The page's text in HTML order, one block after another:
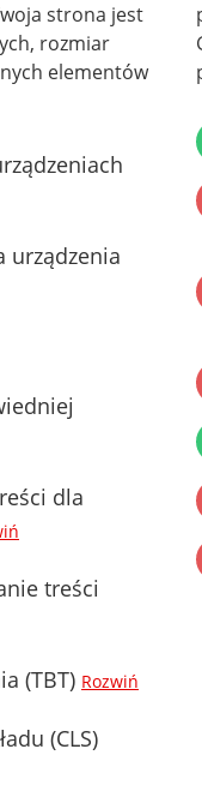
strona jest
rozmiar
elementów
urządzenia
dla
treści
(TBT) Rozwiń
(CLS)